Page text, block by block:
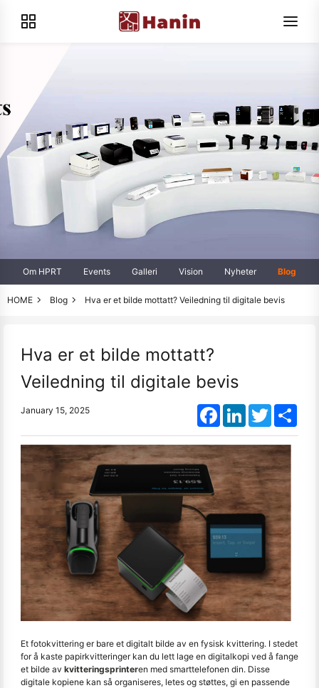
Om HPRT Events Galleri Vision Nyheter Blog
HOME Blog Hva er et bilde mottatt? Veiledning til digitale bevis
Hva er et bilde mottatt?
Veiledning til digitale bevis
January 15, 2025 FacebookLinkedInTwitter
Et fotokvittering er bare et digitalt bilde av en fysisk kvittering. I stedet
for å kaste papirkvitteringer kan du lett lage en digitalkopi ved å fange
et bilde av kvitteringsprinteren med smarttelefonen din. Disse
digitale kopiene kan så organiseres, letes og støttes, gi en passende